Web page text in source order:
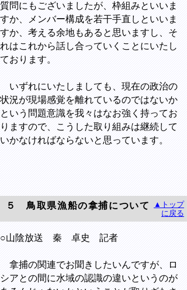
質問にもございましたが、枠組みといいま
すか、メンバー構成を若干手直しといいま
すか、考える余地もあると思いますし、そ
れはこれから話し合っていくことにいたし
ております。
いずれにいたしましても、現在の政治の
状況が現場感覚を離れているのではないか
という問題意識を我々はなお強く持ってお
りますので、こうした取り組みは継続して
いかなければならないと思っています。
５ 鳥取県漁船の拿捕について
▲トップ
に戻る
○山陰放送 秦 卓史 記者
拿捕の関連でお聞きしたいんですが、ロ
シアとの間に水域の認識の違いというのが